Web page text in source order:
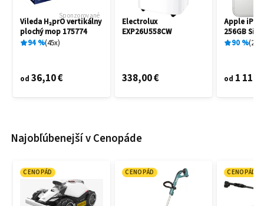
Sponzorované
Vileda H₂prO vertikálny
plochý mop 175774
94% 45x
od 36,10 €
Electrolux
EXP26U558CW
338,00 €
Apple
256GB
90% 25
od 1
Najobľúbenejší v Cenopáde
CENOPÁD CENOPÁD CENOPÁD